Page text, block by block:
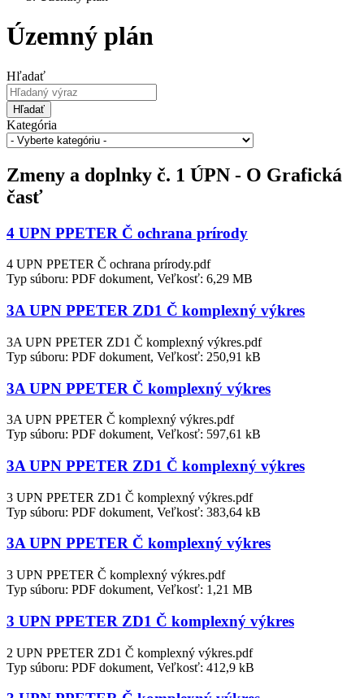
Územný plán
Hľadať
Hľadať
Kategória
Zmeny a doplnky č. 1 ÚPN - O Grafická
časť
4 UPN PPETER Č ochrana prírody
4 UPN PPETER Č ochrana prírody.pdf
Typ súboru: PDF dokument, Veľkosť: 6,29 MB
3A UPN PPETER ZD1 Č komplexný výkres
3A UPN PPETER ZD1 Č komplexný výkres.pdf
Typ súboru: PDF dokument, Veľkosť: 250,91 kB
3A UPN PPETER Č komplexný výkres
3A UPN PPETER Č komplexný výkres.pdf
Typ súboru: PDF dokument, Veľkosť: 597,61 kB
3A UPN PPETER ZD1 Č komplexný výkres
3 UPN PPETER ZD1 Č komplexný výkres.pdf
Typ súboru: PDF dokument, Veľkosť: 383,64 kB
3A UPN PPETER Č komplexný výkres
3 UPN PPETER Č komplexný výkres.pdf
Typ súboru: PDF dokument, Veľkosť: 1,21 MB
3 UPN PPETER ZD1 Č komplexný výkres
2 UPN PPETER ZD1 Č komplexný výkres.pdf
Typ súboru: PDF dokument, Veľkosť: 412,9 kB